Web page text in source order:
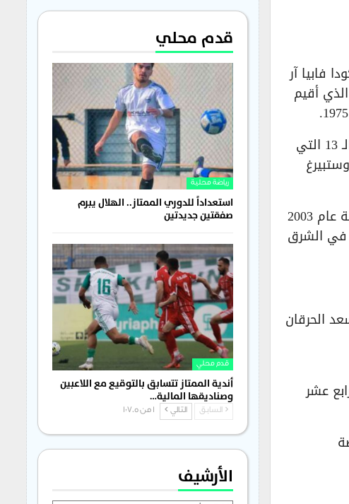
فابيا آر
أقيم
وأنهى العطية بطل الشرق الأوسط للراليات 19 مرة والفائز بباكورة الجولات في عُمان المراحل الخاصة الـ 13 التي
مادس أوستبيرغ
وعزز (العنابي) أرقامه القياسية في رالي بلاده بإحراز لقبه الثامن عشر منذ عودته للمشاركة في البطولة عام 2003
له في الشرق
الحرقان
عشر
قدم محلي
رياضة محلية
استعداداً للدوري الممتاز.. الهلال يبرم
صفقتين جديدتين
قدم محلي
أندية الممتاز تتسابق بالتوقيع مع اللاعبين
وصناديقها المالية…
السابق التالي 1 من 1٬705
الأرشيف